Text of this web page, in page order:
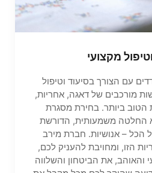
מקצועי
עם הצורך בסיעוד וטיפול
מורכבים של דאגה, אחריות,
הטוב ביותר. בחירת מסגרת
החלטה משמעותית, הדורשת
הכל – אנושיות. חברת מירב
הזו, ומחויבת להעניק לכם,
והאוהב, את הביטחון והשלווה